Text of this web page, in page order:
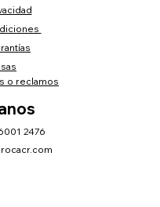
o reclamos
2476